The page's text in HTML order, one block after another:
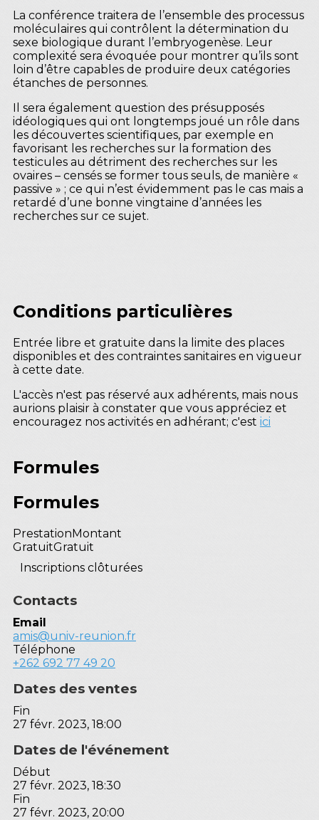
La conférence traitera de l’ensemble des processus
moléculaires qui contrôlent la détermination du
sexe biologique durant l’embryogenèse. Leur
complexité sera évoquée pour montrer qu’ils sont
loin d’être capables de produire deux catégories
étanches de personnes.
Il sera également question des présupposés
idéologiques qui ont longtemps joué un rôle dans
les découvertes scientifiques, par exemple en
favorisant les recherches sur la formation des
testicules au détriment des recherches sur les
ovaires – censés se former tous seuls, de manière «
passive » ; ce qui n’est évidemment pas le cas mais a
retardé d’une bonne vingtaine d’années les
recherches sur ce sujet.
Conditions particulières
Entrée libre et gratuite dans la limite des places
disponibles et des contraintes sanitaires en vigueur
à cette date.
L'accès n'est pas réservé aux adhérents, mais nous
aurions plaisir à constater que vous appréciez et
encouragez nos activités en adhérant; c'est ici
Formules
Formules
PrestationMontant
GratuitGratuit
Inscriptions clôturées
Contacts
Email
amis@univ-reunion.fr
Téléphone
+262 692 77 49 20
Dates des ventes
Fin
27 févr. 2023, 18:00
Dates de l'événement
Début
27 févr. 2023, 18:30
Fin
27 févr. 2023, 20:00